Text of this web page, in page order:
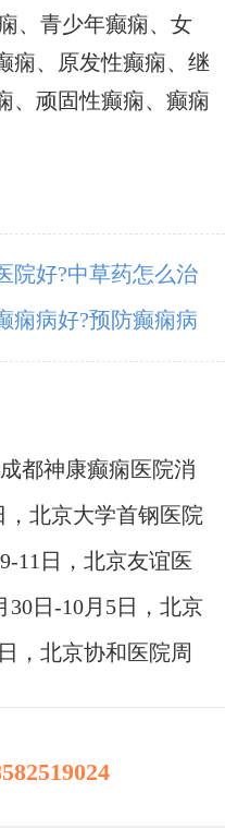
、青少年癫痫、女
痫、原发性癫痫、继
、顽固性癫痫、癫痫
院好?中草药怎么治
痫病好?预防癫痫病
都神康癫痫医院消
，北京大学首钢医院
诊，破解癫痫疑难
11日，北京友谊医
助，破解癫痫难
30日-10月5日，北京
亲诊+癫痫大额救
，北京协和医院周